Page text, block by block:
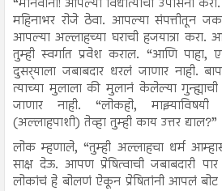
महिनाभर रोजे ठेवा. आपल्या संपत्तीतून
आपल्या अल्लाहच्या घराची हजयात्रा करा.
तुम्ही स्वर्गात प्रवेश कराल. “आणि पाहा,
दुसर्‍याला जबाबदार धरलं जाणार नाही.
त्याच्या मुलाला की मुलानं केलेल्या गुन्ह्याची
जाणार नाही. “लोकहो,
(अल्लाहपाशी) तेव्हा तुम्ही काय उत्तर द्याल?”
लोक म्हणाले, “तुम्ही अल्लाहचा धर्म
साक्ष देऊ. आपण प्रेषित्वाची जबाबदारी
लोकांचं हे बोलणं ऐकून प्रेषितांनी आपलं